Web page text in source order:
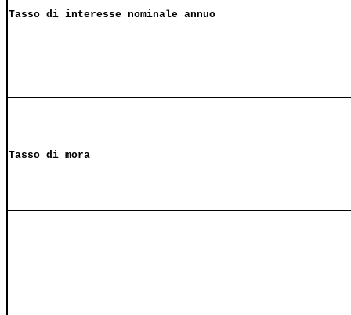
Tasso di interesse nominale annuo
Tasso di mora